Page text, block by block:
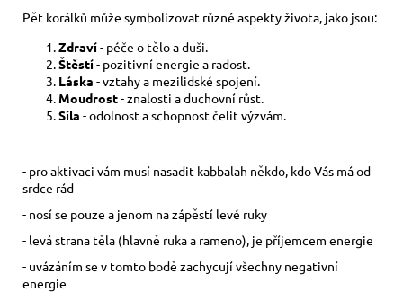
Pět korálků může symbolizovat různé aspekty života, jako jsou:
Zdraví- péče o tělo a duši.
Štěstí- pozitivní energie a radost.
Láska - vztahy a mezilidské spojení.
Moudrost- znalosti a duchovní růst.
Síla - odolnost a schopnost čelit výzvám.
- pro aktivaci vám musí nasadit kabbalah někdo, kdo Vás má od
srdce rád
- nosí se pouze a jenom na zápěstí levé ruky
- levá strana těla (hlavně ruka a rameno), je příjemcem energie
- uvázáním se v tomto bodě zachycují všechny negativní
energie